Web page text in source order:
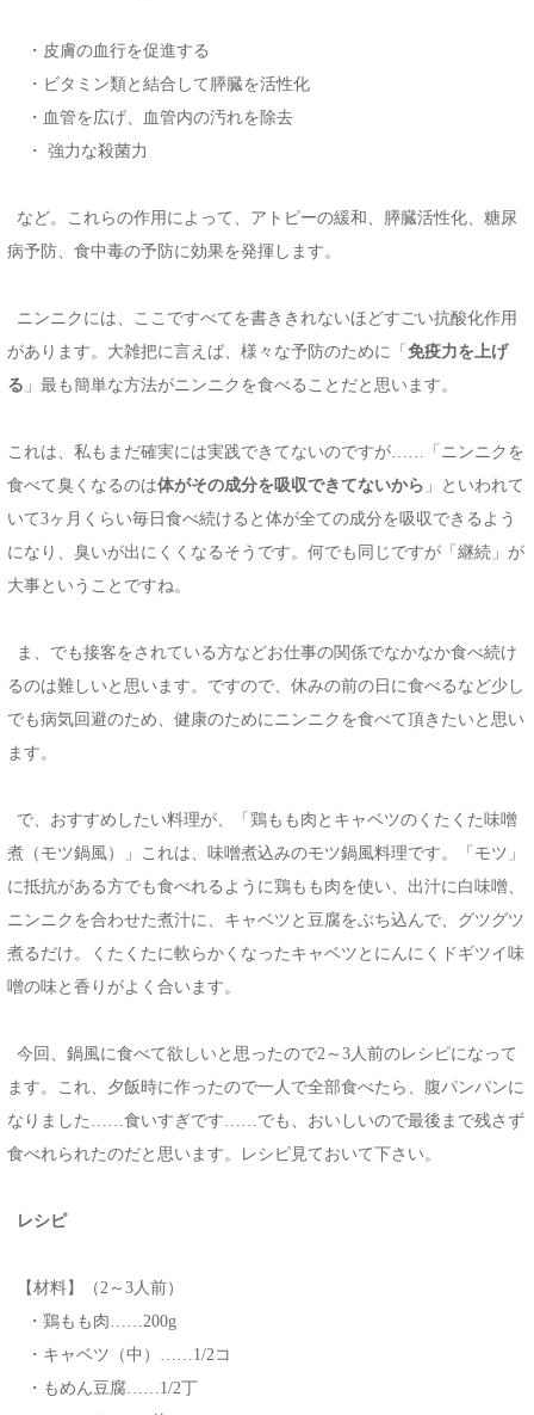
・皮膚の血行を促進する
・ビタミン類と結合して膵臓を活性化
・血管を広げ、血管内の汚れを除去
・ 強力な殺菌力
など。これらの作用によって、アトピーの緩和、膵臓活性化、糖尿
病予防、食中毒の予防に効果を発揮します。
ニンニクには、ここですべてを書ききれないほどすごい抗酸化作用
があります。大雑把に言えば、様々な予防のために「 免疫力を上げ
る 」最も簡単な方法がニンニクを食べることだと思います。
これは、私もまだ確実には実践できてないのですが……「ニンニクを
食べて臭くなるのは体がその成分を吸収できてないから 」といわれて
いて3ヶ月くらい毎日食べ続けると体が全ての成分を吸収できるよう
になり、臭いが出にくくなるそうです。何でも同じですが「継続」が
大事ということですね。
ま、でも接客をされている方などお仕事の関係でなかなか食べ続け
るのは難しいと思います。ですので、休みの前の日に食べるなど少し
でも病気回避のため、健康のためにニンニクを食べて頂きたいと思い
ます。
で、おすすめしたい料理が、「鶏もも肉とキャベツのくたくた味噌
煮（モツ鍋風）」これは、味噌煮込みのモツ鍋風料理です。「モツ」
に抵抗がある方でも食べれるように鶏もも肉を使い、出汁に白味噌、
ニンニクを合わせた煮汁に、キャベツと豆腐をぶち込んで、グツグツ
煮るだけ。くたくたに軟らかくなったキャベツとにんにくドギツイ味
噌の味と香りがよく合います。
今回、鍋風に食べて欲しいと思ったので2～3人前のレシピになって
ます。これ、夕飯時に作ったので一人で全部食べたら、腹パンパンに
なりました……食いすぎです……でも、おいしいので最後まで残さず
食べれられたのだと思います。レシピ見ておいて下さい。
レシピ
【材料】（2～3人前）
・鶏もも肉……200g
・キャベツ（中）……1/2コ
・もめん豆腐……1/2丁